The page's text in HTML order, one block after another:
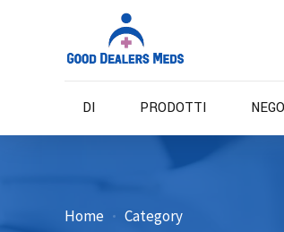
DI PRODOTTI
Home Category